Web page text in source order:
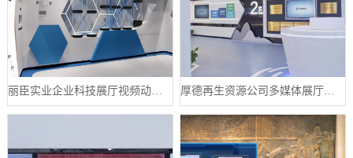
丽臣实业企业科技展厅视频动画制作案例